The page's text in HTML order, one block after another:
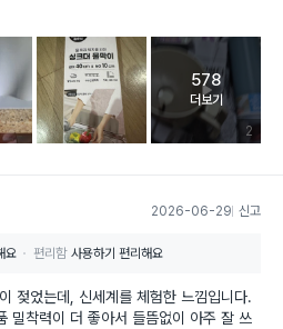
리뷰 이
2
고객 리뷰
578
더보기
2026-06-29 신고
요 편리함 사용하기 편리해요
젖었는데, 신세계를 체험한 느낌입니다.
밀착력이 더 좋아서 들뜸없이 아주 잘 쓰